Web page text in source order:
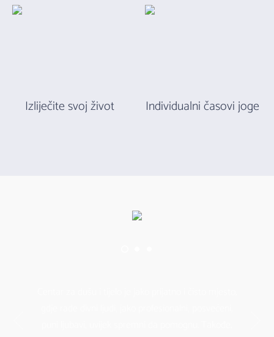
Izliječite svoj život Individualni časovi joge